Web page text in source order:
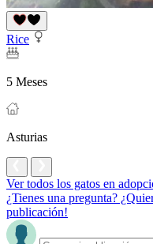
Rice
5 Meses
Asturias
Ver todos los gatos en
¿Tienes una pregunta?
publicación!